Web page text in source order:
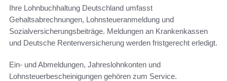
Ihre Lohnbuchhaltung Deutschland umfasst
Gehaltsabrechnungen, Lohnsteueranmeldung und
Sozialversicherungsbeiträge. Meldungen an Krankenkassen
und Deutsche Rentenversicherung werden fristgerecht erledigt.
Ein- und Abmeldungen, Jahreslohnkonten und
Lohnsteuerbescheinigungen gehören zum Service.